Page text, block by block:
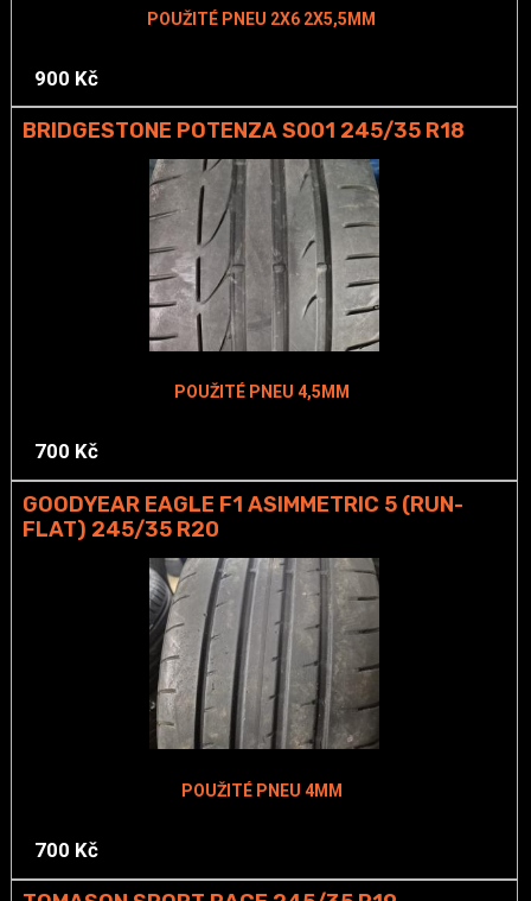
POUŽITÉ PNEU 2X6 2X5,5MM
900 Kč
BRIDGESTONE POTENZA S001 245/35 R18
POUŽITÉ PNEU 4,5MM
700 Kč
GOODYEAR EAGLE F1 ASIMMETRIC 5 (RUN-
FLAT) 245/35 R20
POUŽITÉ PNEU 4MM
700 Kč